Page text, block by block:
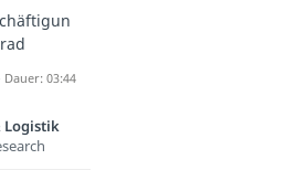
Dauer: 03:44
Logistik